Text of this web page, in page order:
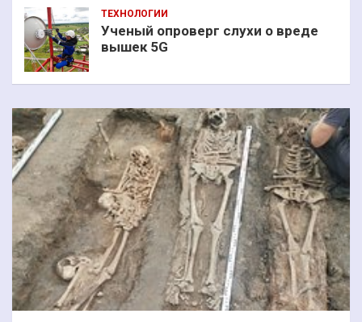
ТЕХНОЛОГИИ
Ученый опроверг слухи о вреде
вышек 5G